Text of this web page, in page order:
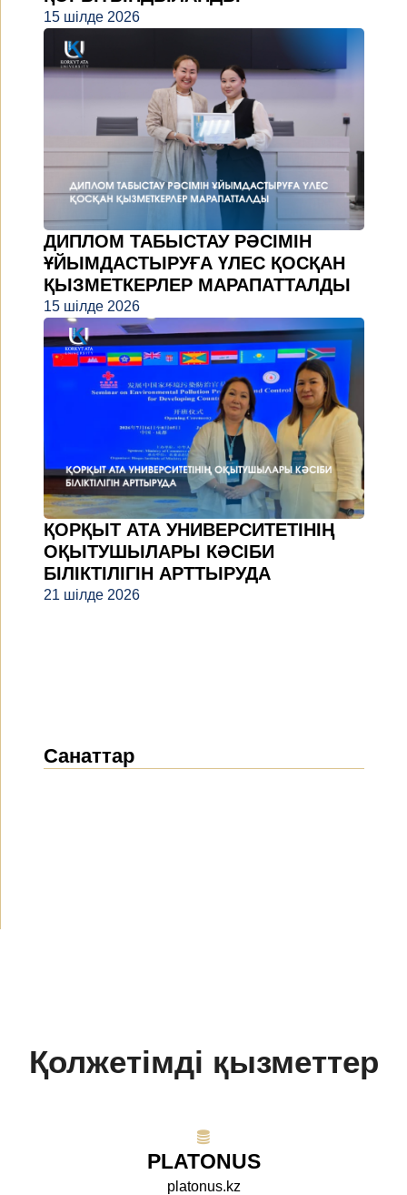
15 шілде 2026
ДИПЛОМ ТАБЫСТАУ РӘСІМІН
ҰЙЫМДАСТЫРУҒА ҮЛЕС ҚОСҚАН
ҚЫЗМЕТКЕРЛЕР МАРАПАТТАЛДЫ
15 шілде 2026
ҚОРҚЫТ АТА УНИВЕРСИТЕТІНІҢ
ОҚЫТУШЫЛАРЫ КӘСІБИ
БІЛІКТІЛІГІН АРТТЫРУДА
21 шілде 2026
Санаттар
Қолжетімді қызметтер
PLATONUS
platonus.kz